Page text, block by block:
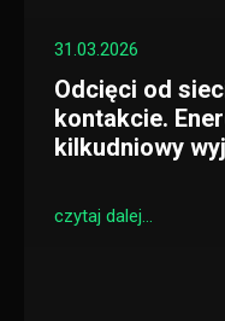
31.03.2026
Odcięci od
kontakcie.
kilkudniowy
czytaj dalej...